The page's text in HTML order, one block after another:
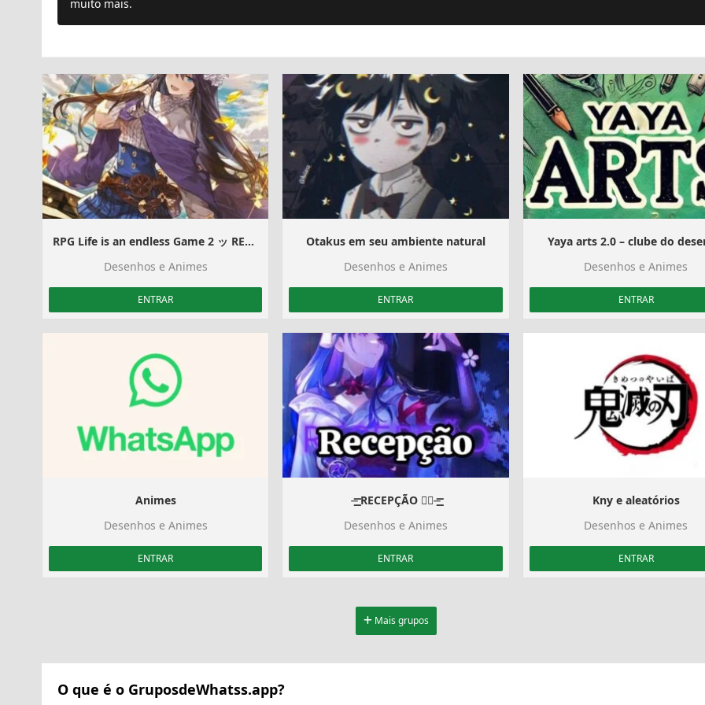
muito mais.
RPG Life is an endless Game 2 ッ RECRUTAMENTO
Desenhos e Animes
ENTRAR
Otakus em seu ambiente natural
Desenhos e Animes
ENTRAR
Yaya arts 2.0 – clube do
Desenhos e Animes
ENTRAR
Animes
Desenhos e Animes
ENTRAR
⏤͟͟͞͞ RECEPÇÃO ⃟⃤⏤͟͟͞͞
Desenhos e Animes
ENTRAR
Kny e aleatórios
Desenhos e Animes
ENTRAR
Mais grupos
O que é o GruposdeWhatss.app?